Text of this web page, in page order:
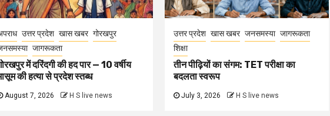
उत्तर प्रदेश खास खबर गोरखपुर
जागरूकता
में दरिंदगी की हद पार — 10 वर्षीय
की हत्या से प्रदेश स्तब्ध
August 7, 2026 H S live news
उत्तर प्रदेश खास खबर जनसमस्या जागरूकता
शिक्षा
तीन पीढ़ियों का संगम: TET परीक्षा का
बदलता स्वरूप
July 3, 2026 H S live news